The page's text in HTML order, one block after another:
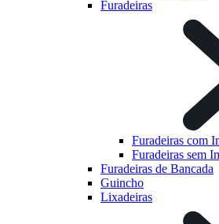
Furadeiras
Furadeiras com
Furadeiras sem
Furadeiras de Bancada
Guincho
Lixadeiras